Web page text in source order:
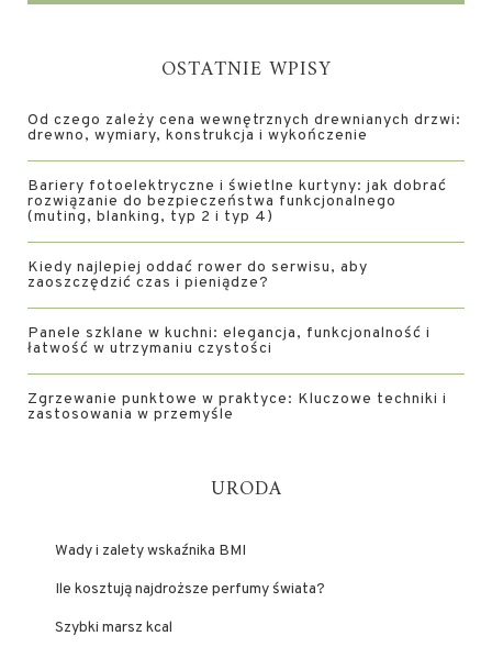
OSTATNIE WPISY
Od czego zależy cena wewnętrznych drewnianych drzwi:
drewno, wymiary, konstrukcja i wykończenie
Bariery fotoelektryczne i świetlne kurtyny: jak dobrać
rozwiązanie do bezpieczeństwa funkcjonalnego
(muting, blanking, typ 2 i typ 4)
Kiedy najlepiej oddać rower do serwisu, aby
zaoszczędzić czas i pieniądze?
Panele szklane w kuchni: elegancja, funkcjonalność i
łatwość w utrzymaniu czystości
Zgrzewanie punktowe w praktyce: Kluczowe techniki i
zastosowania w przemyśle
URODA
Wady i zalety wskaźnika BMI
Ile kosztują najdroższe perfumy świata?
Szybki marsz kcal